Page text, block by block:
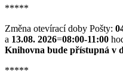
*****
Změna otevírací doby Pošty:
a 13.08. 2026=08:00-11:00
Knihovna bude přístupná v
*****